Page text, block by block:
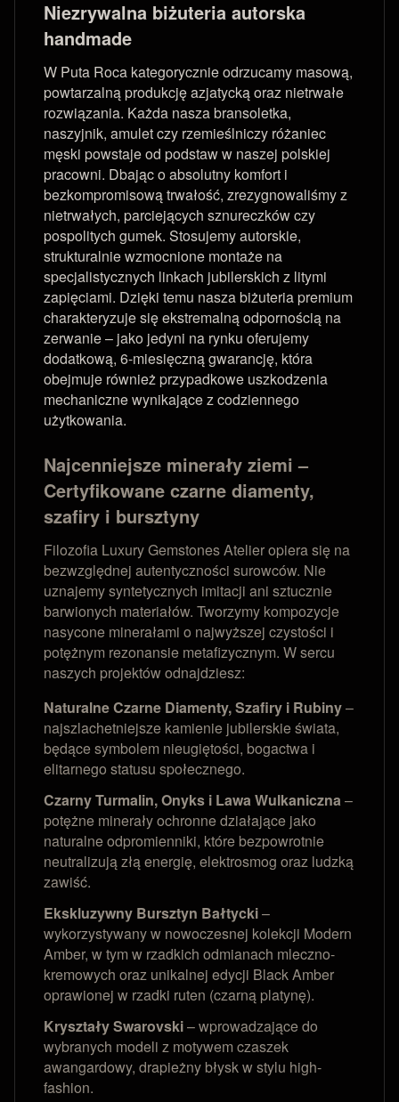
Niezrywalna biżuteria autorska
handmade
W Puta Roca kategorycznie odrzucamy masową,
powtarzalną produkcję azjatycką oraz nietrwałe
rozwiązania. Każda nasza bransoletka,
naszyjnik, amulet czy rzemieślniczy różaniec
męski powstaje od podstaw w naszej polskiej
pracowni. Dbając o absolutny komfort i
bezkompromisową trwałość, zrezygnowaliśmy z
nietrwałych, parciejących sznureczków czy
pospolitych gumek. Stosujemy autorskie,
strukturalnie wzmocnione montaże na
specjalistycznych linkach jubilerskich z litymi
zapięciami. Dzięki temu nasza biżuteria premium
charakteryzuje się ekstremalną odpornością na
zerwanie – jako jedyni na rynku oferujemy
dodatkową, 6-miesięczną gwarancję, która
obejmuje również przypadkowe uszkodzenia
mechaniczne wynikające z codziennego
użytkowania.
Najcenniejsze minerały ziemi –
Certyfikowane czarne diamenty,
szafiry i bursztyny
Filozofia Luxury Gemstones Atelier opiera się na
bezwzględnej autentyczności surowców. Nie
uznajemy syntetycznych imitacji ani sztucznie
barwionych materiałów. Tworzymy kompozycje
nasycone minerałami o najwyższej czystości i
potężnym rezonansie metafizycznym. W sercu
naszych projektów odnajdziesz:
Naturalne Czarne Diamenty, Szafiry i Rubiny–
najszlachetniejsze kamienie jubilerskie świata,
będące symbolem nieugiętości, bogactwa i
elitarnego statusu społecznego.
Czarny Turmalin, Onyks i Lawa Wulkaniczna–
potężne minerały ochronne działające jako
naturalne odpromienniki, które bezpowrotnie
neutralizują złą energię, elektrosmog oraz ludzką
zawiść.
Ekskluzywny Bursztyn Bałtycki–
wykorzystywany w nowoczesnej kolekcji Modern
Amber, w tym w rzadkich odmianach mleczno-
kremowych oraz unikalnej edycji Black Amber
oprawionej w rzadki ruten (czarną platynę).
Kryształy Swarovski– wprowadzające do
wybranych modeli z motywem czaszek
awangardowy, drapieżny błysk w stylu high-
fashion.